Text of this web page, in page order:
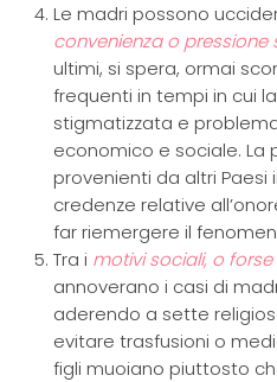
Le madri possono
convenienza o pressione
ultimi, si spera, ormai
frequenti in tempi in cui
stigmatizzata e
economico e sociale. La
provenienti da altri Paesi
credenze relative
far riemergere il
Tra i motivi sociali, o
annoverano i casi di
aderendo a sette
evitare trasfusioni o
figli muoiano piuttosto